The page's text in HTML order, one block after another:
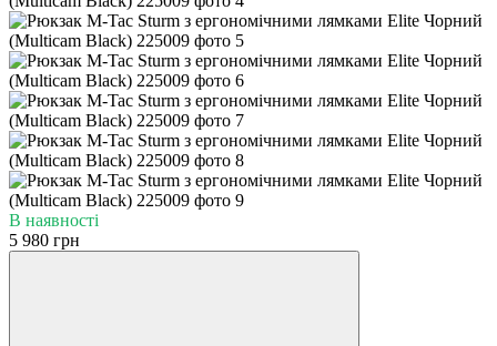
В наявності
5 980 грн